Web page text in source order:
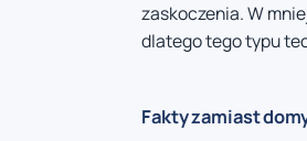
zaskoczenia. W
dlatego tego typu
Fakty zamiast